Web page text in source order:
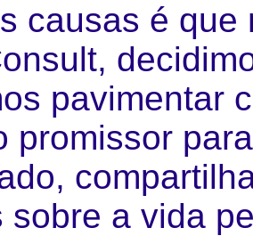
causas é
pavimentar
promissor
sobre a vida